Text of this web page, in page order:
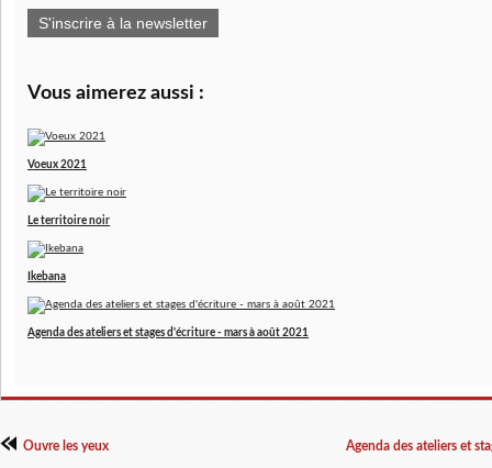
S'inscrire à la newsletter
Vous aimerez aussi :
Voeux 2021
Le territoire noir
Ikebana
Agenda des ateliers et stages d'écriture - mars à août 2021
Ouvre les yeux Agenda des ateliers et